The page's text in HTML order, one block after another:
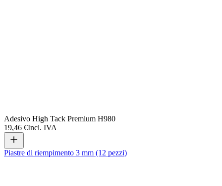
Adesivo High Tack Premium H980
19,46 €Incl. IVA
Piastre di riempimento 3 mm (12 pezzi)